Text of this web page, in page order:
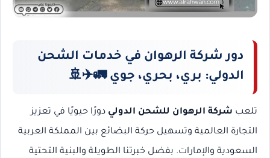
دور شركة الرهوان في خدمات الشحن
الدولي: بري، بحري، جوي 🚛✈️🚢
تلعب شركة الرهوان للشحن الدولي دورًا حيويًا في تعزيز
التجارة العالمية وتسهيل حركة البضائع بين المملكة العربية
السعودية والإمارات. بفضل خبرتنا الطويلة والبنية التحتية